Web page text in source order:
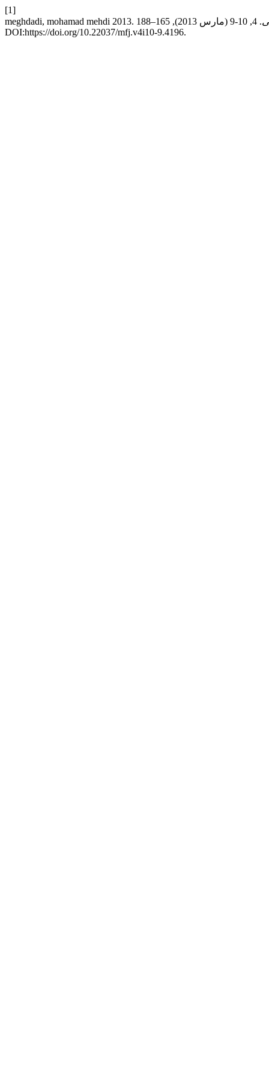
[1]
. 4, 10-9 (مارس 2013), 165–188.
DOI:https://doi.org/10.22037/mfj.v4i10-9.4196.